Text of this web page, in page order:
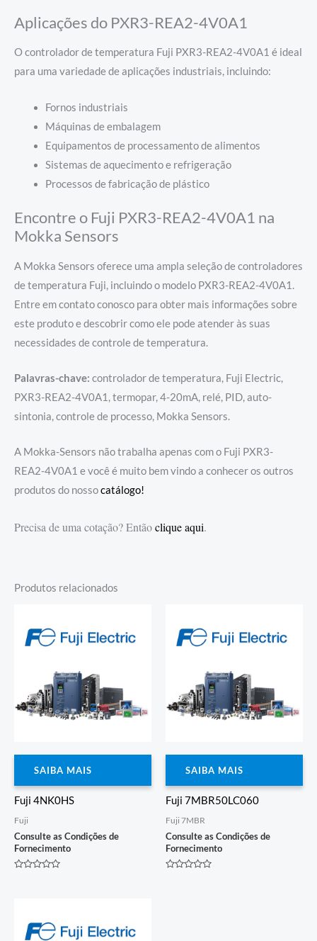
Aplicações do PXR3-REA2-4V0A1
O controlador de temperatura Fuji PXR3-REA2-4V0A1 é ideal
para uma variedade de aplicações industriais, incluindo:
Fornos industriais
Máquinas de embalagem
Equipamentos de processamento de alimentos
Sistemas de aquecimento e refrigeração
Processos de fabricação de plástico
Encontre o Fuji PXR3-REA2-4V0A1 na
Mokka Sensors
A Mokka Sensors oferece uma ampla seleção de controladores
de temperatura Fuji, incluindo o modelo PXR3-REA2-4V0A1.
Entre em contato conosco para obter mais informações sobre
este produto e descobrir como ele pode atender às suas
necessidades de controle de temperatura.
Palavras-chave: controlador de temperatura, Fuji Electric,
PXR3-REA2-4V0A1, termopar, 4-20mA, relé, PID, auto-
sintonia, controle de processo, Mokka Sensors.
A Mokka-Sensors não trabalha apenas com o Fuji PXR3-
REA2-4V0A1 e você é muito bem vindo a conhecer os outros
produtos do nossocatálogo!
Precisa de uma cotação? Entãoclique aqui.
Produtos relacionados
SAIBA MAIS
Fuji 4NK0HS
Fuji
Consulte as Condições de
Fornecimento
SAIBA MAIS
Fuji 7MBR50LC060
Fuji 7MBR
Consulte as Condições de
Fornecimento